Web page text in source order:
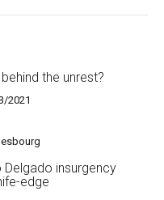
the unrest?
2021
insurgency
edge